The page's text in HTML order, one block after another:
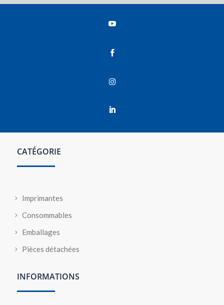




CATÉGORIE
Imprimantes
Consommables
Emballages
Pièces détachées
INFORMATIONS